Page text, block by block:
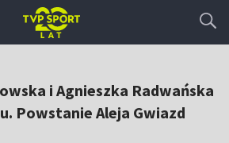
i Agnieszka Radwańska
Powstanie Aleja Gwiazd